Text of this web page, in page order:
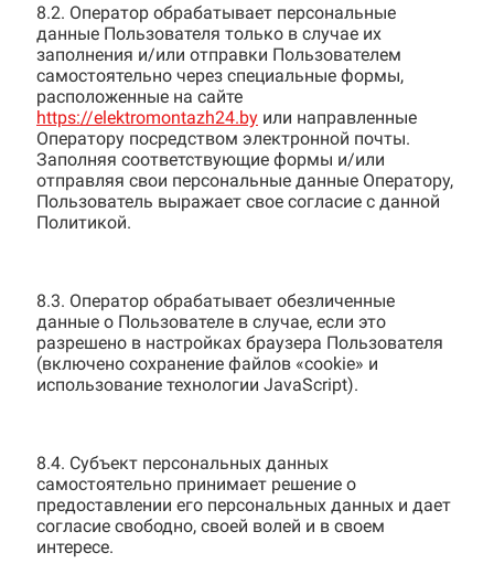
8.2. Оператор обрабатывает персональные
данные Пользователя только в случае их
заполнения и/или отправки Пользователем
самостоятельно через специальные формы,
расположенные на сайте
https://elektromontazh24.by или направленные
Оператору посредством электронной почты.
Заполняя соответствующие формы и/или
отправляя свои персональные данные Оператору,
Пользователь выражает свое согласие с данной
Политикой.
8.3. Оператор обрабатывает обезличенные
данные о Пользователе в случае, если это
разрешено в настройках браузера Пользователя
(включено сохранение файлов «cookie» и
использование технологии JavaScript).
8.4. Субъект персональных данных
самостоятельно принимает решение о
предоставлении его персональных данных и дает
согласие свободно, своей волей и в своем
интересе.